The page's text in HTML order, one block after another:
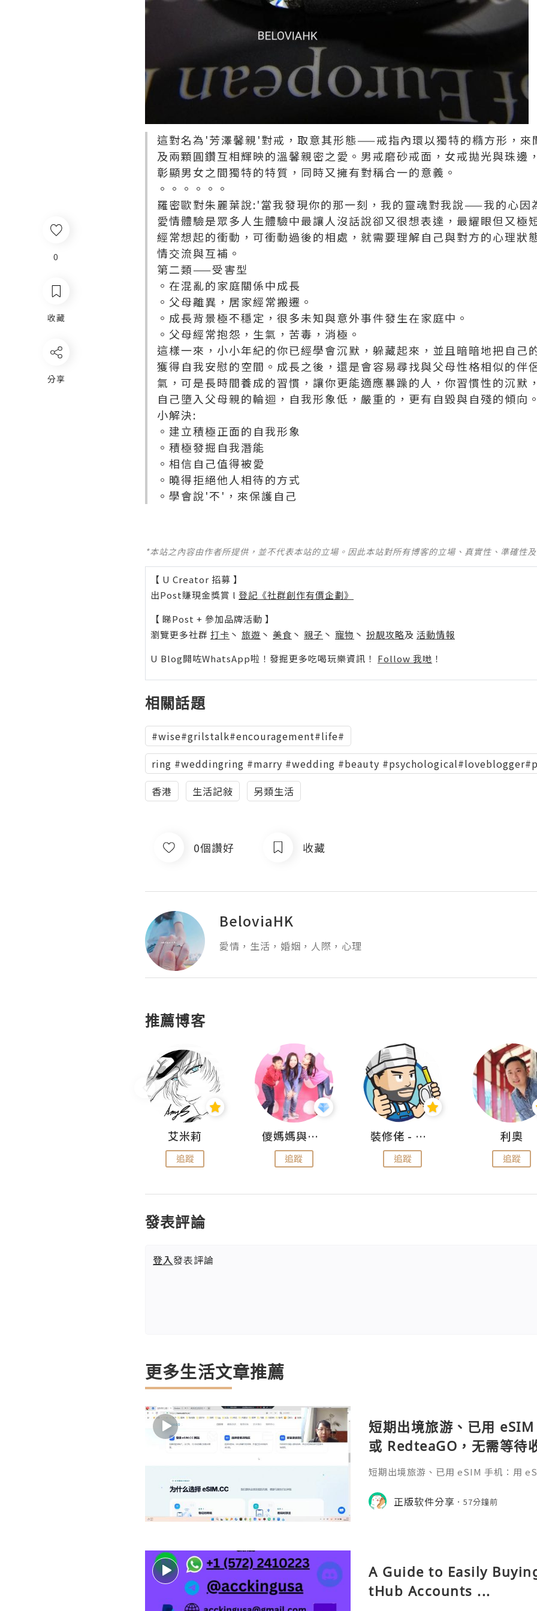
0
收藏
分享
這對名為'芳澤馨親'對戒，取意其形態——戒指內環以獨特的橢方形，來
及兩顆圓鑽互相輝映的溫馨親密之愛。男戒磨砂戒面，女戒拋光與珠邊
彰顯男女之間獨特的特質，同時又擁有對稱合一的意義。
。。。。。。
羅密歐對朱麗葉說:'當我發現你的那一刻，我的靈魂對我說——我的心因
愛情體驗是眾多人生體驗中最讓人沒話說卻又很想表達，最耀眼但又極
經常想起的衝動，可衝動過後的相處，就需要理解自己與對方的心理狀
情交流與互補。
第二類——受害型
。在混亂的家庭關係中成長
。父母離異，居家經常搬遷。
。成長背景極不穩定，很多未知與意外事件發生在家庭中。
。父母經常抱怨，生氣，苦毒，消極。
這樣一來，小小年紀的你已經學會沉默，躲藏起來，並且暗暗地把自己
獲得自我安慰的空間。成長之後，還是會容易尋找與父母性格相似的伴
氣，可是長時間養成的習慣，讓你更能適應暴躁的人，你習慣性的沉默
自己墮入父母親的輪迴，自我形象低，嚴重的，更有自毀與自殘的傾向
小解決:
。建立積極正面的自我形象
。積極發掘自我潛能
。相信自己值得被愛
。曉得拒絕他人相待的方式
。學會說'不'，來保護自己
*本站之內容由作者所提供，並不代表本站的立場。因此本站對所有博客的立場、真實性、準確性
【 U Creator 招募 】
出Post賺現金獎賞 l 登記《社群創作有價企劃》
【 睇Post + 參加品牌活動 】
瀏覽更多社群 打卡 丶 旅遊 丶 美食 丶 親子 丶 寵物 丶 扮靚攻略及 活動情報
U Blog開咗WhatsApp啦！發掘更多吃喝玩樂資訊！ Follow 我哋 ！
相關話題
#wise#grilstalk#encouragement#life#
ring #weddingring #marry #wedding #beauty
香港
生活記敍 另類生活
0個讚好 收藏
BeloviaHK
愛情，生活，婚姻，人際，心理
推薦博客
艾米莉
追蹤
儍媽媽與兩隻小魔怪之家
追蹤
裝修佬 - 香港一站式網上裝修平台
追蹤
利奧
追蹤
發表評論
登入發表評論
更多生活文章推薦
短期出境旅游、已用
或 RedteaGO，无需等待
码 + 通话短信”（如打车
餐）。长
短期出境旅游、已用 eSIM 手机：用
络）：优先 RedteaGO（明确提供通
公数字游民，或手机不支持 eSIM：用
正版软件分享 57分鐘前
A Guide to Easily
tHub Accounts ...